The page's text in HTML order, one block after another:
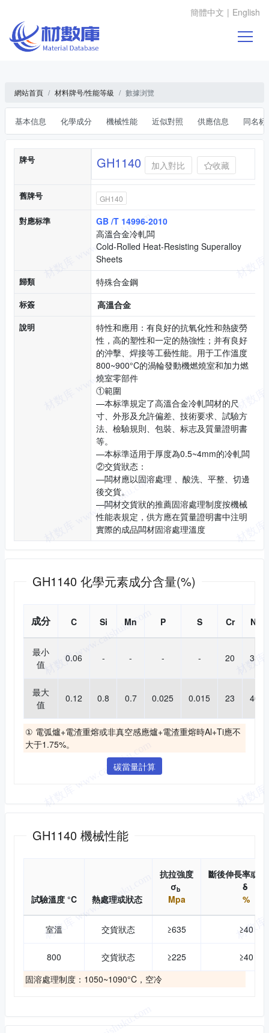
簡體中文 | English
網站首頁 材料牌号/性能等級 數據浏覽
基本信息 化學成分 機械性能 近似對照 供應信息 同名标
基本信息
牌号 GH1140 加入對比 收藏
舊牌号 GH140
對應标準
GB /T 14996-2010
高溫合金冷軋闆
Cold-Rolled Heat-Resisting Superalloy
Sheets
歸類 特殊合金鋼
标簽 高溫合金
說明
特性和應用：有良好的抗氧化性和熱疲勞
性，高的塑性和一定的熱強性；并有良好
的沖擊、焊接等工藝性能。用于工作溫度
800~900°C的渦輪發動機燃燒室和加力燃
燒室零部件
①範圍
—本标準規定了高溫合金冷軋闆材的尺
寸、外形及允許偏差、技術要求、試驗方
法、檢驗規則、包裝、标志及質量證明書
等。
—本标準适用于厚度為0.5~4mm的冷軋闆
②交貨狀态：
—闆材應以固溶處理 、酸洗、平整、切邊
後交貨。
—闆材交貨狀的推薦固溶處理制度按機械
性能表規定，供方應在質量證明書中注明
實際的成品闆材固溶處理溫度
GH1140 化學元素成分含量(%)
成分 C Si Mn P S Cr Ni
最小
值
0.06 - - - - 20 35
最大
值
0.12 0.8 0.7 0.025 0.015 23 40
① 電弧爐+電渣重熔或非真空感應爐+電渣重熔時Al+Ti應不
大于1.75%。
碳當量計算
GH1140 機械性能
試驗溫度 °C 熱處理或狀态
抗拉強度
σb
Mpa
斷後伸長率或
δ
%
室溫 交貨狀态 ≥635 ≥40
800 交貨狀态 ≥225
≥40
固溶處理制度：1050~1090°C，空冷